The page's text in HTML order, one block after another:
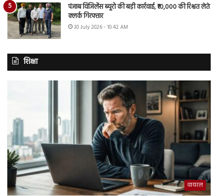
पंजाब विजिलेंस ब्यूरो की बड़ी कार्रवाई, ₹10,000 की रिश्वत लेते
क्लर्क गिरफ्तार
30 July 2026 - 10:42 AM
शिक्षा
वायरल